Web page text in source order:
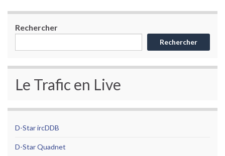
Rechercher
Rechercher
Le Trafic en Live
D-Star ircDDB
D-Star Quadnet